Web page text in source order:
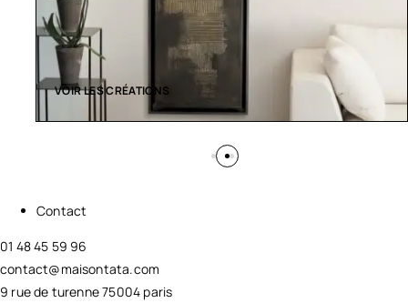
VOIR LES CRÉATIONS
Contact
01 48 45 59 96
contact@maisontata.com
9 rue de turenne 75004 paris